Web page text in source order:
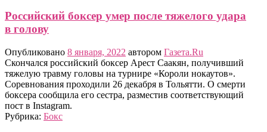
Российский боксер умер после тяжелого удара
в голову
Опубликовано 8 января, 2022 автором Газета.Ru
Скончался российский боксер Арест Саакян, получивший
тяжелую травму головы на турнире «Короли нокаутов».
Соревнования проходили 26 декабря в Тольятти. О смерти
боксера сообщила его сестра, разместив соответствующий
пост в Instagram.
Рубрика: Бокс